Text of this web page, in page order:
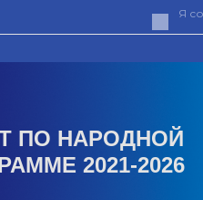
Я
ПО НАРОДНОЙ
2021-2026